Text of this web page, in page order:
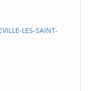
LES-SAINT-